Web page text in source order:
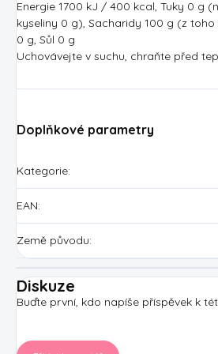
Energie 1700 kJ / 400 kcal, Tuky 0 g
kyseliny 0 g), Sacharidy 100 g (z toho
0 g, Sůl 0 g
Uchovávejte v suchu, chraňte před
Doplňkové parametry
Kategorie:
EAN:
Země původu:
Diskuze
Buďte první, kdo napíše příspěvek k